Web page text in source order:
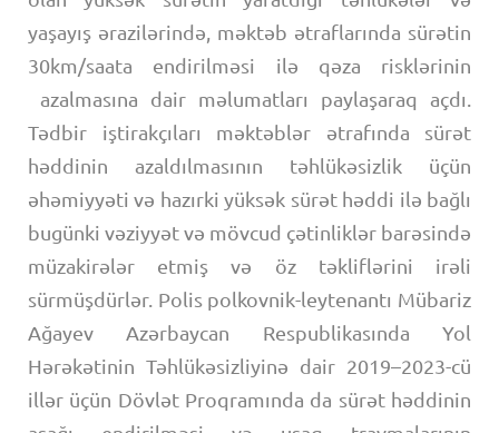
yaşayış ərazilərində, məktəb ətraflarında sürətin
30km/saata endirilməsi ilə qəza risklərinin
azalmasına dair məlumatları paylaşaraq açdı.
Tədbir iştirakçıları məktəblər ətrafında sürət
həddinin azaldılmasının təhlükəsizlik üçün
əhəmiyyəti və hazırki yüksək sürət həddi ilə bağlı
bugünki vəziyyət və mövcud çətinliklər barəsində
müzakirələr etmiş və öz təkliflərini irəli
sürmüşdürlər. Polis polkovnik-leytenantı Mübariz
Ağayev Azərbaycan Respublikasında Yol
Hərəkətinin Təhlükəsizliyinə dair 2019–2023-cü
illər üçün Dövlət Proqramında da sürət həddinin